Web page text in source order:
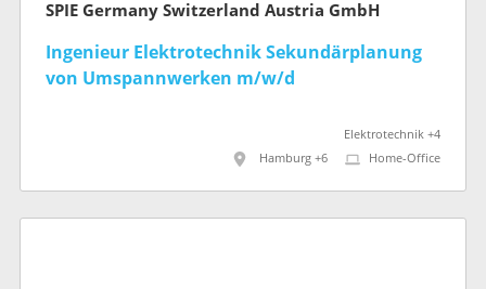
SPIE Germany Switzerland Austria GmbH
Ingenieur Elektrotechnik Sekundärplanung
von Umspannwerken m/w/d
Elektrotechnik +4
Hamburg +6
Home-Office